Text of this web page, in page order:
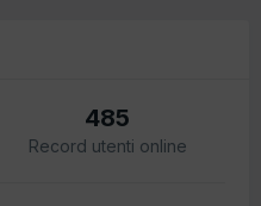
485
Record utenti online